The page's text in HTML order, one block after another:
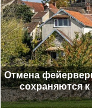
Отмена
сохраняются